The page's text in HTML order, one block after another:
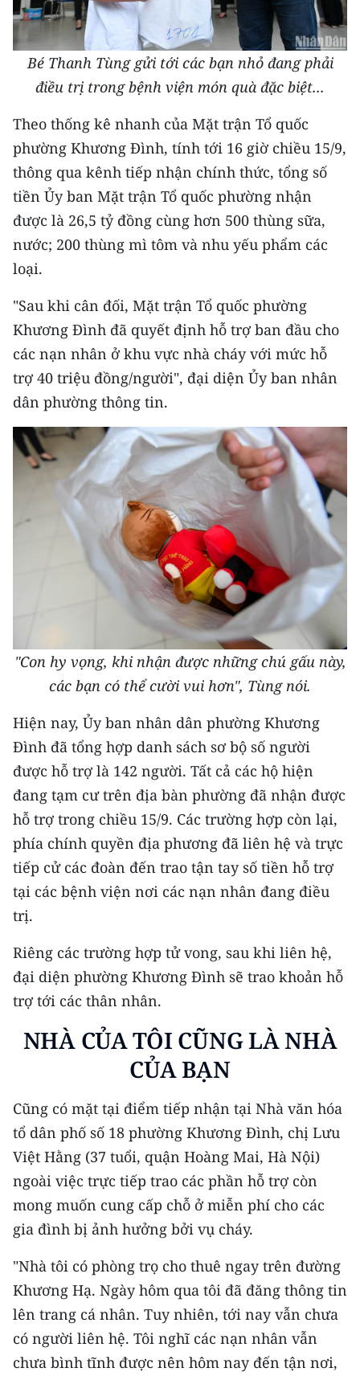
Bé Thanh Tùng gửi tới các bạn nhỏ đang phải
điều trị trong bệnh viện món quà đặc biệt...
Theo thống kê nhanh của Mặt trận Tổ quốc
phường Khương Đình, tính tới 16 giờ chiều 15/9,
thông qua kênh tiếp nhận chính thức, tổng số
tiền Ủy ban Mặt trận Tổ quốc phường nhận
được là 26,5 tỷ đồng cùng hơn 500 thùng sữa,
nước; 200 thùng mì tôm và nhu yếu phẩm các
loại.
"Sau khi cân đối, Mặt trận Tổ quốc phường
Khương Đình đã quyết định hỗ trợ ban đầu cho
các nạn nhân ở khu vực nhà cháy với mức hỗ
trợ 40 triệu đồng/người", đại diện Ủy ban nhân
dân phường thông tin.
"Con hy vọng, khi nhận được những chú gấu này,
các bạn có thể cười vui hơn", Tùng nói.
Hiện nay, Ủy ban nhân dân phường Khương
Đình đã tổng hợp danh sách sơ bộ số người
được hỗ trợ là 142 người. Tất cả các hộ hiện
đang tạm cư trên địa bàn phường đã nhận được
hỗ trợ trong chiều 15/9. Các trường hợp còn lại,
phía chính quyền địa phương đã liên hệ và trực
tiếp cử các đoàn đến trao tận tay số tiền hỗ trợ
tại các bệnh viện nơi các nạn nhân đang điều
trị.
Riêng các trường hợp tử vong, sau khi liên hệ,
đại diện phường Khương Đình sẽ trao khoản hỗ
trợ tới các thân nhân.
NHÀ CỦA TÔI CŨNG LÀ NHÀ
CỦA BẠN
Cũng có mặt tại điểm tiếp nhận tại Nhà văn hóa
tổ dân phố số 18 phường Khương Đình, chị Lưu
Việt Hằng (37 tuổi, quận Hoàng Mai, Hà Nội)
ngoài việc trực tiếp trao các phần hỗ trợ còn
mong muốn cung cấp chỗ ở miễn phí cho các
gia đình bị ảnh hưởng bởi vụ cháy.
"Nhà tôi có phòng trọ cho thuê ngay trên đường
Khương Hạ. Ngày hôm qua tôi đã đăng thông tin
lên trang cá nhân. Tuy nhiên, tới nay vẫn chưa
có người liên hệ. Tôi nghĩ các nạn nhân vẫn
chưa bình tĩnh được nên hôm nay đến tận nơi,